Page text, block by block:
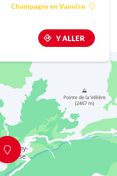
Champagny en Vanoise
Y ALLER